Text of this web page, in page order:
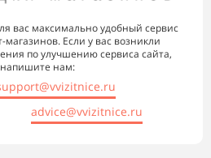
вас максимально удобный сервис
магазинов. Если у вас возникли
по улучшению сервиса сайта,
напишите нам:
advice@vvizitnice.ru